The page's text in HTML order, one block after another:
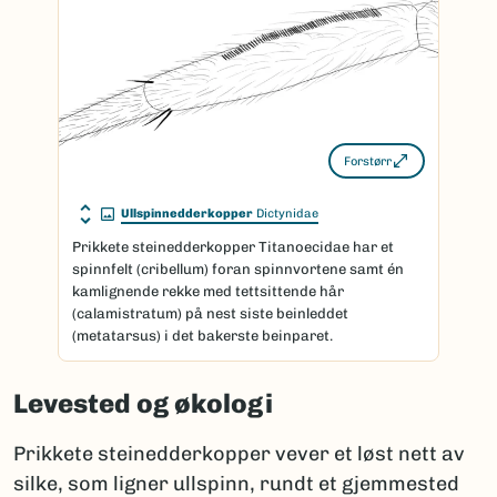
Forstørr
Ullspinnedderkopper Dictynidae
Prikkete steinedderkopper Titanoecidae har et
spinnfelt (cribellum) foran spinnvortene samt én
kamlignende rekke med tettsittende hår
(calamistratum) på nest siste beinleddet
(metatarsus) i det bakerste beinparet.
Levested og økologi
Prikkete steinedderkopper vever et løst nett av
silke, som ligner ullspinn, rundt et gjemmested